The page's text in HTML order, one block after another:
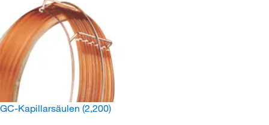
GC-Kapillarsäulen (2,200)